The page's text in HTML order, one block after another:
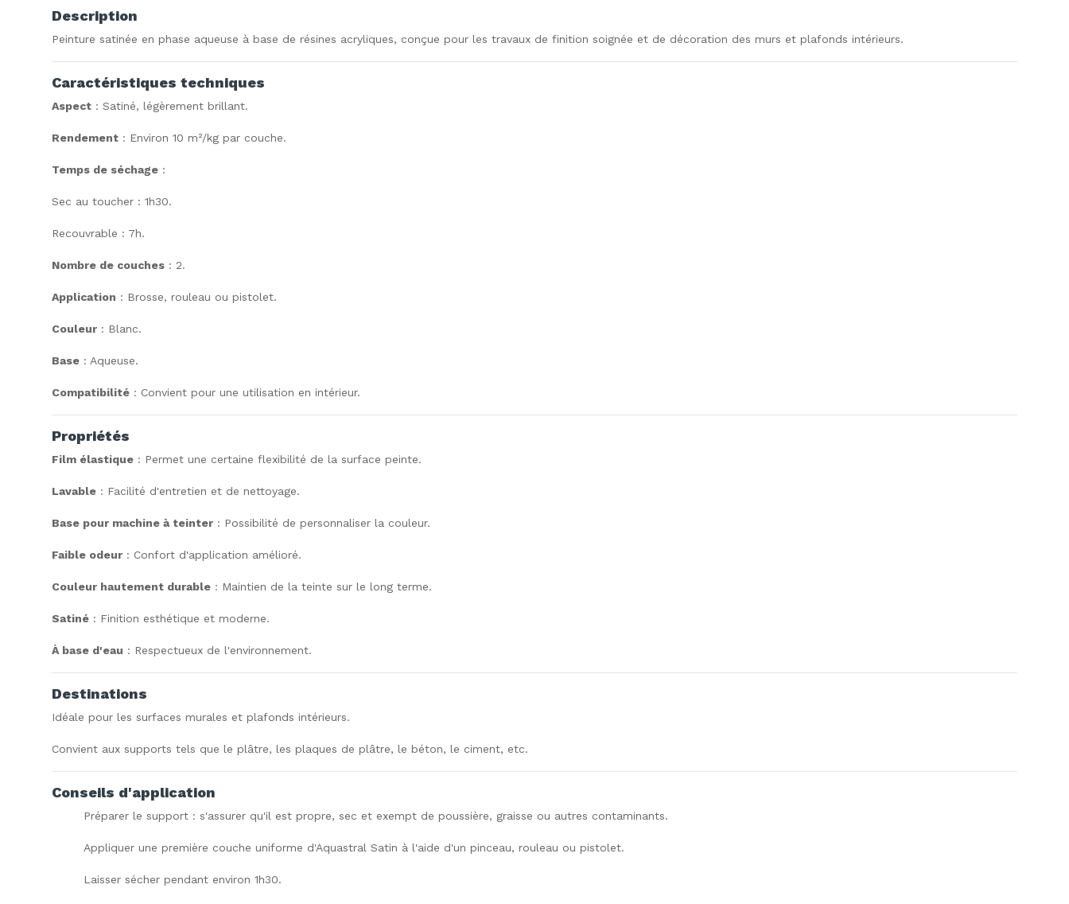
Description
Peinture satinée en phase aqueuse à base de résines acryliques, conçue pour les travaux de finition soignée et de décoration des murs et plafonds intérieurs.
Caractéristiques techniques
Aspect : Satiné, légèrement brillant.
Rendement : Environ 10 m²/kg par couche.
Temps de séchage :
Sec au toucher : 1h30.
Recouvrable : 7h.
Nombre de couches : 2.
Application : Brosse, rouleau ou pistolet.
Couleur : Blanc.
Base : Aqueuse.
Compatibilité : Convient pour une utilisation en intérieur.
Propriétés
Film élastique : Permet une certaine flexibilité de la surface peinte.
Lavable : Facilité d'entretien et de nettoyage.
Base pour machine à teinter : Possibilité de personnaliser la couleur.
Faible odeur : Confort d'application amélioré.
Couleur hautement durable : Maintien de la teinte sur le long terme.
Satiné : Finition esthétique et moderne.
À base d'eau : Respectueux de l'environnement.
Destinations
Idéale pour les surfaces murales et plafonds intérieurs.
Convient aux supports tels que le plâtre, les plaques de plâtre, le béton, le ciment, etc.
Conseils d'application
Préparer le support : s'assurer qu'il est propre, sec et exempt de poussière, graisse ou autres contaminants.
Appliquer une première couche uniforme d'Aquastral Satin à l'aide d'un pinceau, rouleau ou pistolet.
Laisser sécher pendant environ 1h30.